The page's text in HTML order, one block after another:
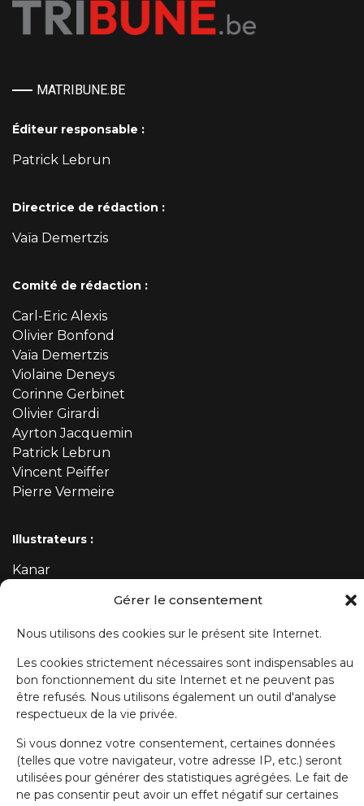
Gérer le consentement
Nous utilisons des cookies sur le présent site Internet.
Les cookies strictement nécessaires sont indispensables au
bon fonctionnement du site Internet et ne peuvent pas
être refusés. Nous utilisons également un outil d'analyse
respectueux de la vie privée.
Si vous donnez votre consentement, certaines données
(telles que votre navigateur, votre adresse IP, etc.) seront
utilisées pour générer des statistiques agrégées. Le fait de
ne pas consentir peut avoir un effet négatif sur certaines
MATRIBUNE.BE
Éditeur responsable :
Patrick Lebrun
Directrice de rédaction :
Vaïa Demertzis
Comité de rédaction :
Carl-Eric Alexis
Olivier Bonfond
Vaïa Demertzis
Violaine Deneys
Corinne Gerbinet
Olivier Girardi
Ayrton Jacquemin
Patrick Lebrun
Vincent Peiffer
Pierre Vermeire
Illustrateurs :
Kanar
ABONNEZ-VOUS À NOTRE NEWSLETTER
Prénom
Nom de famille